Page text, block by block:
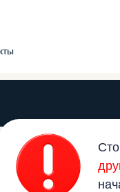
с категории B
C
Оплата обучения